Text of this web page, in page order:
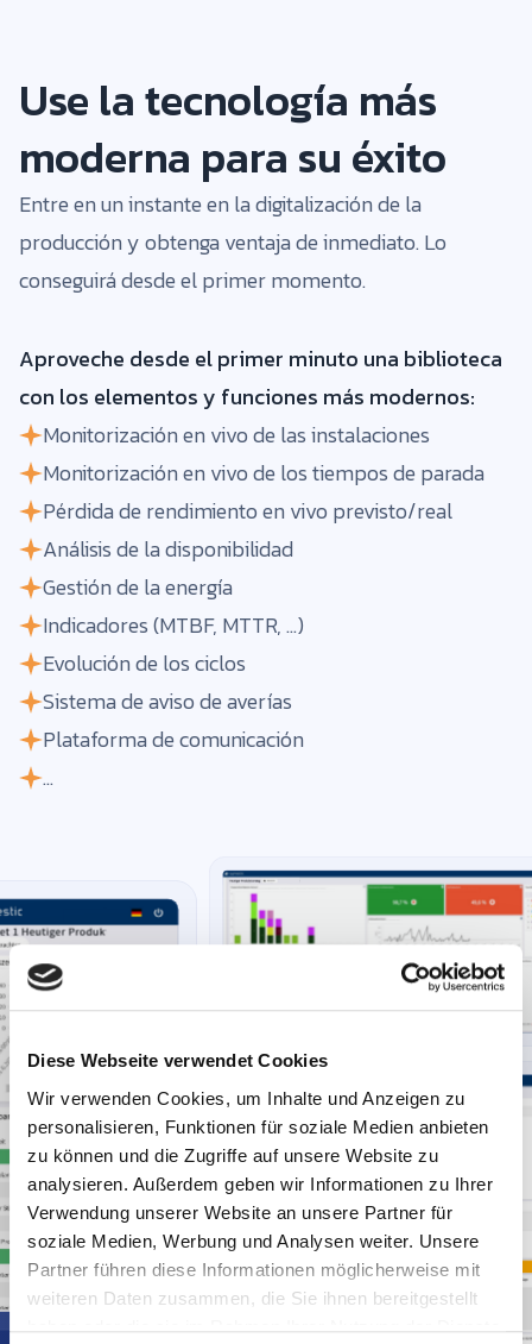
Diese Webseite verwendet Cookies
Wir verwenden Cookies, um Inhalte und Anzeigen zu
personalisieren, Funktionen für soziale Medien anbieten
zu können und die Zugriffe auf unsere Website zu
analysieren. Außerdem geben wir Informationen zu Ihrer
Verwendung unserer Website an unsere Partner für
soziale Medien, Werbung und Analysen weiter. Unsere
Partner führen diese Informationen möglicherweise mit
weiteren Daten zusammen, die Sie ihnen bereitgestellt
Use la tecnología más
moderna para su éxito
Entre en un instante en la digitalización de la
producción y obtenga ventaja de inmediato. Lo
conseguirá desde el primer momento.
Aproveche desde el primer minuto una biblioteca
con los elementos y funciones más modernos:
Monitorización en vivo de las instalaciones
Monitorización en vivo de los tiempos de parada
Pérdida de rendimiento en vivo previsto/real
Análisis de la disponibilidad
Gestión de la energía
Indicadores (MTBF, MTTR, ...)
Evolución de los ciclos
Sistema de aviso de averías
Plataforma de comunicación
...